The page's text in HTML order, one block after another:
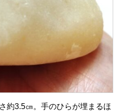
約3.5㎝。手のひらが埋まるほ